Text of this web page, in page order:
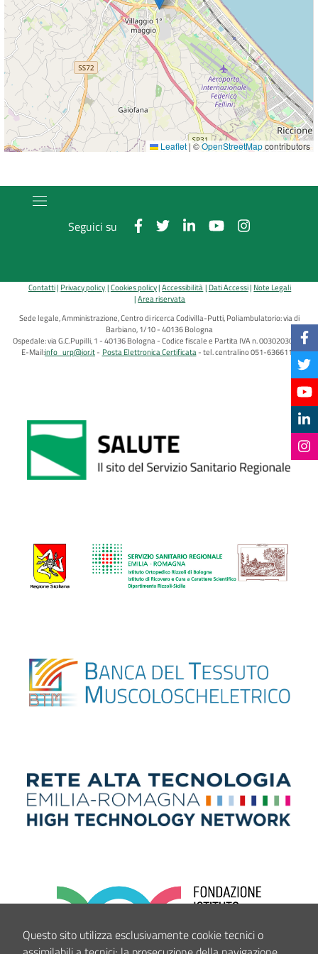
Leaflet | ©OpenStreetMapcontributors
Seguici su
Contatti Privacy policy Cookies policy Accessibilità Dati Accessi Note Legali
Area riservata
Sede legale, Amministrazione, Centro di ricerca Codivilla-Putti, Poliambulatorio: via di
Barbiano, 1/10 - 40136 Bologna
Ospedale: via G.C.Pupilli, 1 - 40136 Bologna - Codice fiscale e Partita IVA n. 00302030374
E-Mail:info_urp@ior.it Posta Elettronica Certificata tel. centralino 051-6366111
Questo sito utilizza esclusivamente cookie tecnici o